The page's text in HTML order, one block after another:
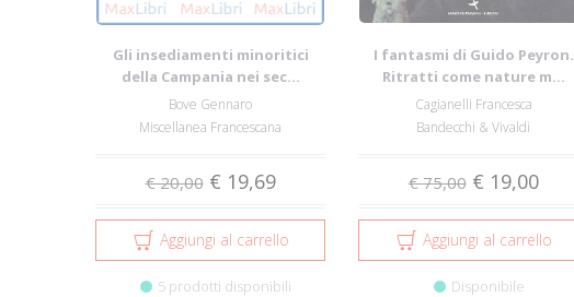
Gli insediamenti minoritici
della Campania nei sec...
Bove Gennaro
Miscellanea Francescana
€ 20,00 € 19,69
Aggiungi al carrello
5 prodotti disponibili
I fantasmi di Guido Peyron.
Ritratti come nature m...
Cagianelli Francesca
Bandecchi & Vivaldi
€ 75,00 € 19,00
Aggiungi al carrello
Disponibile